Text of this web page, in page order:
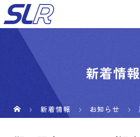
新着情報
新着情報 お知らせ